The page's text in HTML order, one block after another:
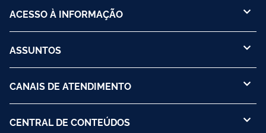
ACESSO À INFORMAÇÃO
ASSUNTOS
CANAIS DE ATENDIMENTO
CENTRAL DE CONTEÚDOS